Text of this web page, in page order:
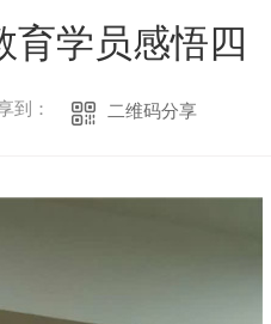
育学员感悟四
到： 二维码分享